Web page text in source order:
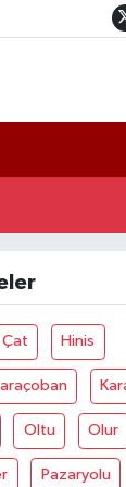
Çat Hinis
Oltu Olur
Pazaryolu